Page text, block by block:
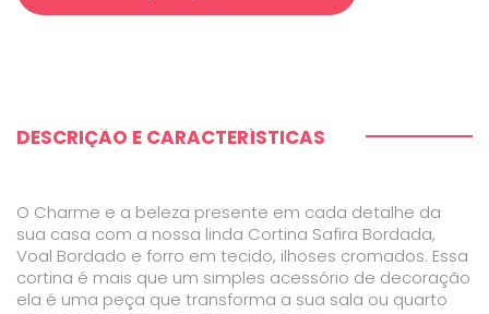
DESCRIÇÃO E CARACTERÍSTICAS
O Charme e a beleza presente em cada detalhe da
sua casa com a nossa linda Cortina Safira Bordada,
Voal Bordado e forro em tecido, ilhoses cromados. Essa
cortina é mais que um simples acessório de decoração
ela é uma peça que transforma a sua sala ou quarto